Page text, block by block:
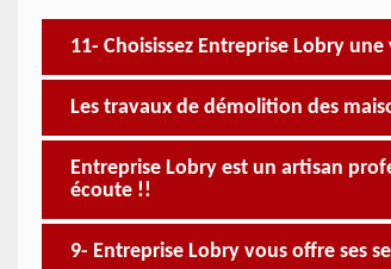
11- Choisissez Entreprise Lobry
Les travaux de démolition des
Entreprise Lobry est un artisan
écoute !!
9- Entreprise Lobry vous offre ses